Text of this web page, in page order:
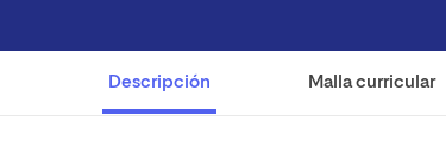
Descripción Malla curricular